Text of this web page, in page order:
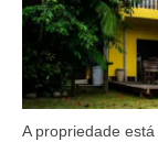
A propriedade